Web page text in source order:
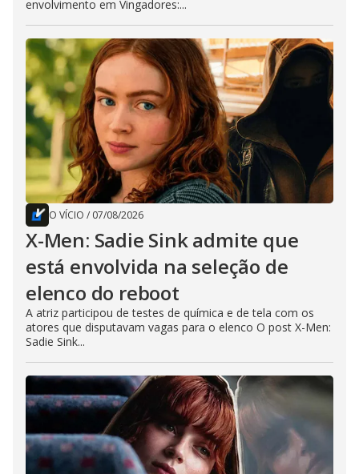
envolvimento em Vingadores:...
O VÍCIO / 07/08/2026
X-Men: Sadie Sink admite que
está envolvida na seleção de
elenco do reboot
A atriz participou de testes de química e de tela com os
atores que disputavam vagas para o elenco O post X-Men:
Sadie Sink...